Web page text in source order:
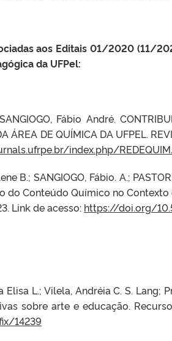
aos Editais 01/2020
da UFPel:
Fábio André.
ÁREA DE QUÍMICA DA UFPEL.
index.php/
B.; SANGIOGO, Fábio. A.;
Conteúdo Químico no Contexto
Link de acesso: https://doi.org/
L.; Vilela, Andréia C. S. Lang;
sobre arte e educação.
14239